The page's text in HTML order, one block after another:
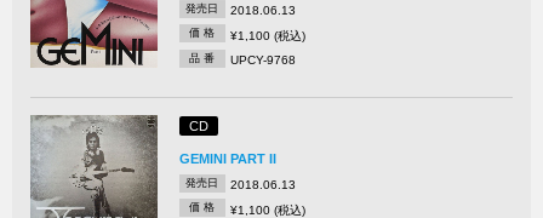
発売日 2018.06.13
価 格 ¥1,100 (税込)
品 番 UPCY-9768
CD
GEMINI PART II
発売日 2018.06.13
価 格 ¥1,100 (税込)